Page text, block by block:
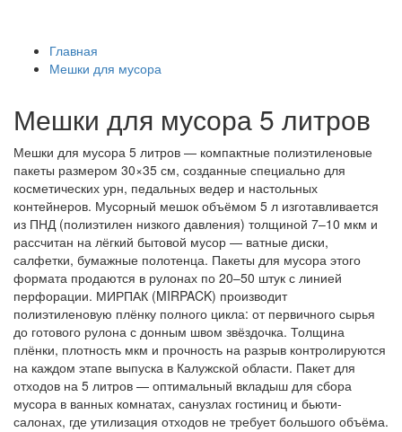
Главная
Мешки для мусора
Мешки для мусора 5 литров
Мешки для мусора 5 литров — компактные полиэтиленовые
пакеты размером 30×35 см, созданные специально для
косметических урн, педальных ведер и настольных
контейнеров. Мусорный мешок объёмом 5 л изготавливается
из ПНД (полиэтилен низкого давления) толщиной 7–10 мкм и
рассчитан на лёгкий бытовой мусор — ватные диски,
салфетки, бумажные полотенца. Пакеты для мусора этого
формата продаются в рулонах по 20–50 штук с линией
перфорации. МИРПАК (MIRPACK) производит
полиэтиленовую плёнку полного цикла: от первичного сырья
до готового рулона с донным швом звёздочка. Толщина
плёнки, плотность мкм и прочность на разрыв контролируются
на каждом этапе выпуска в Калужской области. Пакет для
отходов на 5 литров — оптимальный вкладыш для сбора
мусора в ванных комнатах, санузлах гостиниц и бьюти-
салонах, где утилизация отходов не требует большого объёма.